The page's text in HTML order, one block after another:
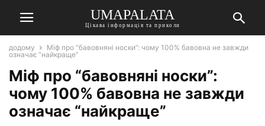
UMAPALATA
Цікава інформація та приколи
додому
Міф про “бавовняні носки”: чому 100% бавовна не завжди
означає “найкраще”
Міф про “бавовняні носки”:
чому 100% бавовна не завжди
означає “найкраще”